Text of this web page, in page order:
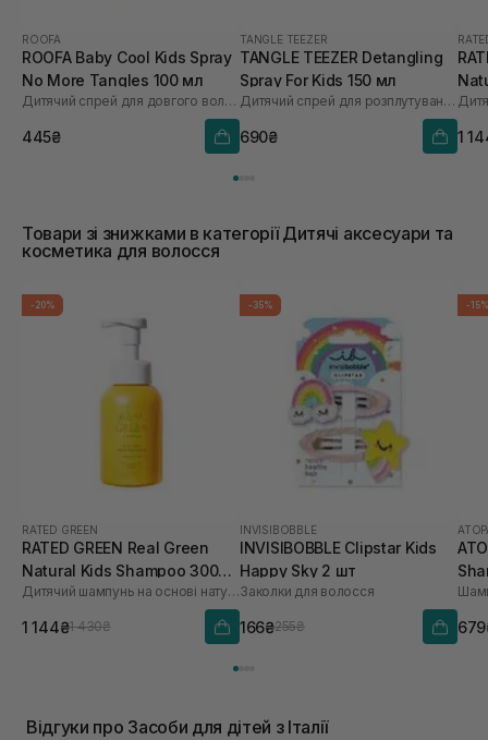
ROOFA
ROOFA Baby Cool Kids Spray
No More Tangles 100 мл
Дитячий спрей для довгого волосся
445₴
TANGLE TEEZER
TANGLE TEEZER Detangling
Spray For Kids 150 мл
Дитячий спрей для розплутування волосся
690₴
мл
1
Товари зі знижками в категорії Дитячі аксесуари та
косметика для волосся
-20%
RATED GREEN
RATED GREEN Real Green
Natural Kids Shampoo 300
мл
Дитячий шампунь на основі натуральних екстрактів
1 144₴1 430₴
-35%
INVISIBOBBLE
INVISIBOBBLE Clipstar Kids
Happy Sky 2 шт
Заколки для волосся
166₴255₴
-
Відгуки про Засоби для дітей з Італії